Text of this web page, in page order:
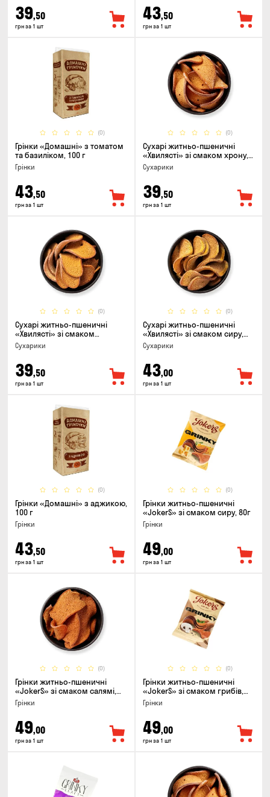
39,50
грн за 1 шт
43,50
грн за 1 шт
(0)
Грінки «Домашні» з томатом
та базиліком, 100 г
Грінки
43,50
грн за 1 шт
(0)
Сухарі житньо-пшеничні
«Хвилясті» зі смаком хрону,
75г
Сухарики
39,50
грн за 1 шт
(0)
Сухарі житньо-пшеничні
«Хвилясті» зі смаком
часнику, 75г
Сухарики
39,50
грн за 1 шт
(0)
Сухарі житньо-пшеничні
«Хвилясті» зі смаком сиру,
75г
Сухарики
43,00
грн за 1 шт
(0)
Грінки «Домашні» з аджикою,
100 г
Грінки
43,50
грн за 1 шт
(0)
Грінки житньо-пшеничні
«JokerS» зі смаком сиру, 80г
Грінки
49,00
грн за 1 шт
(0)
Грінки житньо-пшеничні
«JokerS» зі смаком салямі,
80г
Грінки
49,00
грн за 1 шт
(0)
Грінки житньо-пшеничні
«JokerS» зі смаком грибів,
80г
Грінки
49,00
грн за 1 шт